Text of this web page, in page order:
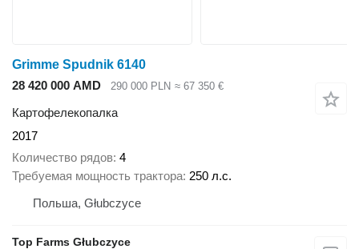
Grimme Spudnik 6140
28 420 000 AMD
290 000 PLN ≈ 67 350 €
Картофелекопалка
2017
Количество рядов 4
Требуемая мощность трактора 250 л.с.
Польша, Głubczyce
Top Farms Głubczyce